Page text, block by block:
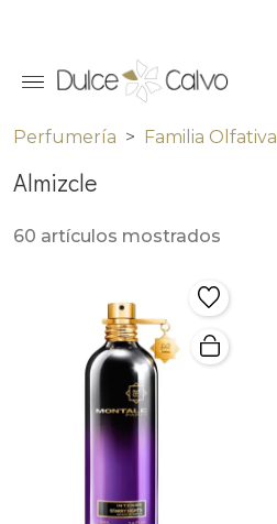
Perfumería Familia Olfativa
Almizcle
60 artículos mostrados